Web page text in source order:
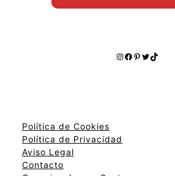
Instagram
Facebook
Pinterest
Twitter
TikTok
Política de Cookies
Política de Privacidad
Aviso Legal
Contacto